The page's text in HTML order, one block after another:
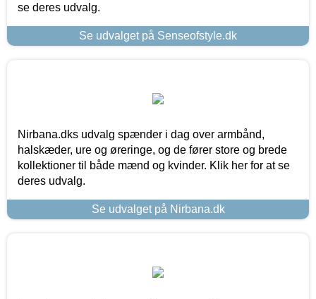
se deres udvalg.
Se udvalget på Senseofstyle.dk
Nirbana.dks udvalg spænder i dag over armbånd,
halskæder, ure og øreringe, og de fører store og brede
kollektioner til både mænd og kvinder. Klik her for at se
deres udvalg.
Se udvalget på Nirbana.dk